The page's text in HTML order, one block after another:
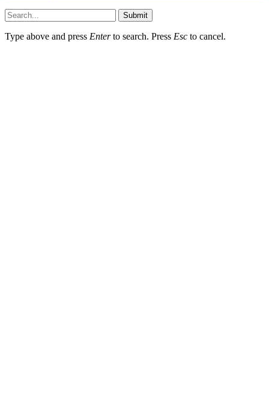
Submit
Type above and press Enterto search. Press Esc to cancel.